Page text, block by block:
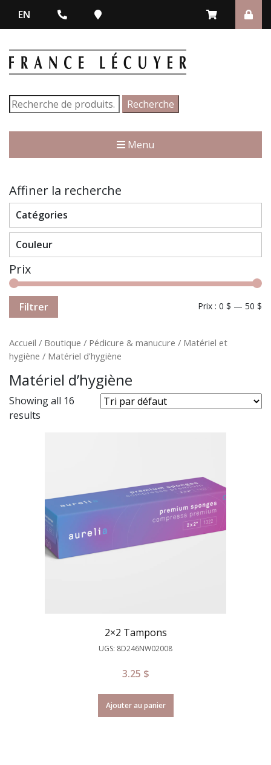
EN
Recherche
pour :
Recherche
Menu
Affiner la recherche
Catégories
Couleur
Prix
Filtrer Prix : 0 $ — 50 $
Accueil / Boutique / Pédicure & manucure / Matériel et
hygiène / Matériel d’hygiène
Matériel d’hygiène
Showing all 16
results
2×2 Tampons
UGS: 8D246NW02008
3.25 $
Ajouter au panier